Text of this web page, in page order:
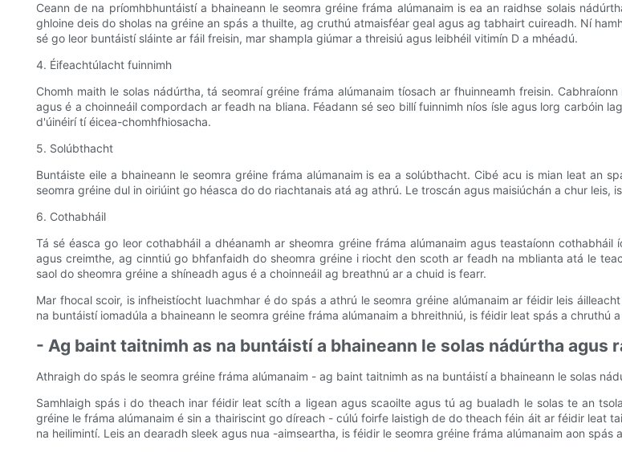
Ceann de na príomhbhuntáistí a bhaineann le seomra gréine fráma alúmanaim is ea an raidhse solais
ghloine deis do sholas na gréine an spás a thuilte, ag cruthú atmaisféar geal agus ag tabhairt cuireadh. Ní
sé go leor buntáistí sláinte ar fáil freisin, mar shampla giúmar a threisiú agus leibhéil vitimín D a mhéadú.
4. Éifeachtúlacht fuinnimh
Chomh maith le solas nádúrtha, tá seomraí gréine fráma alúmanaim tíosach ar fhuinneamh freisin.
agus é a choinneáil compordach ar feadh na bliana. Féadann sé seo billí fuinnimh níos ísle agus lorg carbóin
d'úinéirí tí éicea-chomhfhiosacha.
5. Solúbthacht
Buntáiste eile a bhaineann le seomra gréine fráma alúmanaim is ea a solúbthacht. Cibé acu is mian leat an
seomra gréine dul in oiriúint go héasca do do riachtanais atá ag athrú. Le troscán agus maisiúchán a chur leis,
6. Cothabháil
Tá sé éasca go leor cothabháil a dhéanamh ar sheomra gréine fráma alúmanaim agus teastaíonn
agus creimthe, ag cinntiú go bhfanfaidh do sheomra gréine i riocht den scoth ar feadh na mblianta atá le
saol do sheomra gréine a shíneadh agus é a choinneáil ag breathnú ar a chuid is fearr.
Mar fhocal scoir, is infheistíocht luachmhar é do spás a athrú le seomra gréine alúmanaim ar féidir leis
na buntáistí iomadúla a bhaineann le seomra gréine fráma alúmanaim a bhreithniú, is féidir leat spás a
- Ag baint taitnimh as na buntáistí a bhaineann le solas nádúrtha agus
Athraigh do spás le seomra gréine fráma alúmanaim - ag baint taitnimh as na buntáistí a bhaineann le solas
Samhlaigh spás i do theach inar féidir leat scíth a ligean agus scaoilte agus tú ag bualadh le solas te an
gréine le fráma alúmanaim é sin a thairiscint go díreach - cúlú foirfe laistigh de do theach féin áit ar féidir leat
na heilimintí. Leis an dearadh sleek agus nua -aimseartha, is féidir le seomra gréine fráma alúmanaim aon spás